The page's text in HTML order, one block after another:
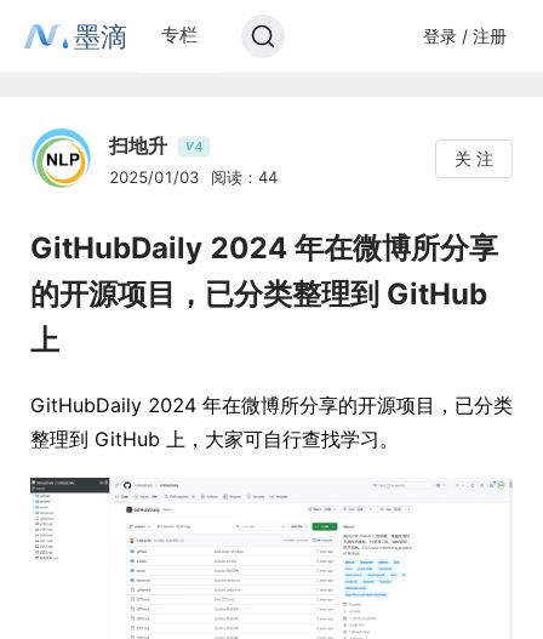
墨滴 专栏 登录 / 注册
扫地升 V4
2025/01/03 阅读：44
关 注
GitHubDaily 2024 年在微博所分享
的开源项目，已分类整理到 GitHub
上
GitHubDaily 2024 年在微博所分享的开源项目，已分类
整理到 GitHub 上，大家可自行查找学习。